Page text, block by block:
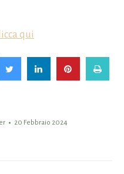
qui
20 Febbraio 2024